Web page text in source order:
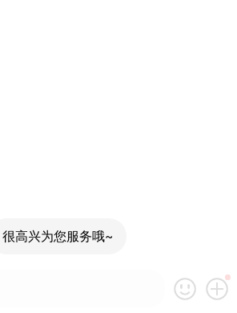
很高兴为您服务哦~